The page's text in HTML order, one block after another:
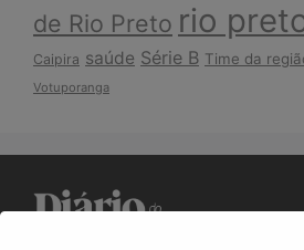
de Rio Preto rio
Caipira saúde Série B Time da
Votuporanga